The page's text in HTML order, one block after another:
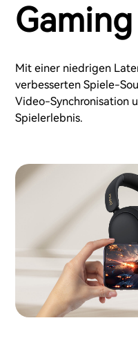
Gaming
Mit einer niedrigen
verbesserten Spiele-
Video-Synchronisation
Spielerlebnis.